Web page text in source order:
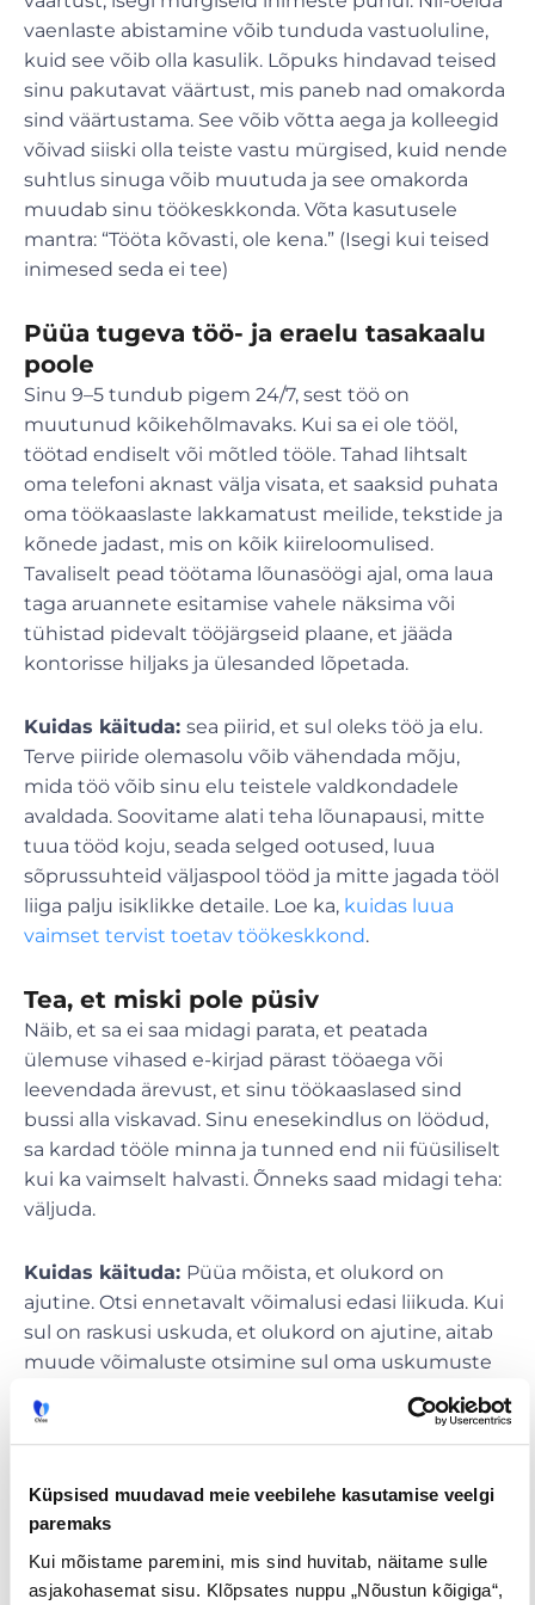
Küpsised muudavad meie veebilehe kasutamise veelgi
paremaks
Kui mõistame paremini, mis sind huvitab, näitame sulle
asjakohasemat sisu. Klõpsates nuppu „Nõustun kõigiga“,
vaenlaste abistamine võib tunduda vastuoluline,
kuid see võib olla kasulik. Lõpuks hindavad teised
sinu pakutavat väärtust, mis paneb nad omakorda
sind väärtustama. See võib võtta aega ja kolleegid
võivad siiski olla teiste vastu mürgised, kuid nende
suhtlus sinuga võib muutuda ja see omakorda
muudab sinu töökeskkonda. Võta kasutusele
mantra: “Tööta kõvasti, ole kena.” (Isegi kui teised
inimesed seda ei tee)
Püüa tugeva töö- ja eraelu tasakaalu
poole
Sinu 9–5 tundub pigem 24/7, sest töö on
muutunud kõikehõlmavaks. Kui sa ei ole tööl,
töötad endiselt või mõtled tööle. Tahad lihtsalt
oma telefoni aknast välja visata, et saaksid puhata
oma töökaaslaste lakkamatust meilide, tekstide ja
kõnede jadast, mis on kõik kiireloomulised.
Tavaliselt pead töötama lõunasöögi ajal, oma laua
taga aruannete esitamise vahele näksima või
tühistad pidevalt tööjärgseid plaane, et jääda
kontorisse hiljaks ja ülesanded lõpetada.
Kuidas käituda: sea piirid, et sul oleks töö ja elu.
Terve piiride olemasolu võib vähendada mõju,
mida töö võib sinu elu teistele valdkondadele
avaldada. Soovitame alati teha lõunapausi, mitte
tuua tööd koju, seada selged ootused, luua
sõprussuhteid väljaspool tööd ja mitte jagada tööl
liiga palju isiklikke detaile. Loe ka, kuidas luua
vaimset tervist toetav töökeskkond.
Tea, et miski pole püsiv
Näib, et sa ei saa midagi parata, et peatada
ülemuse vihased e-kirjad pärast tööaega või
leevendada ärevust, et sinu töökaaslased sind
bussi alla viskavad. Sinu enesekindlus on löödud,
sa kardad tööle minna ja tunned end nii füüsiliselt
kui ka vaimselt halvasti. Õnneks saad midagi teha:
väljuda.
Kuidas käituda: Püüa mõista, et olukord on
ajutine. Otsi ennetavalt võimalusi edasi liikuda. Kui
sul on raskusi uskuda, et olukord on ajutine, aitab
muude võimaluste otsimine sul oma uskumuste
Lõppkokkuvõttes on parim viis mürgise
töökeskkonnaga toimetulemiseks leida uus töö.
liikmena saadetakse sulle soovi korral uute